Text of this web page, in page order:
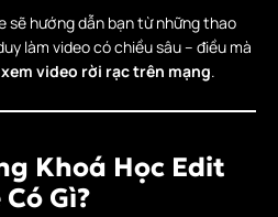
sẽ hướng dẫn bạn từ những thao
làm video có chiều sâu – điều mà
video rời rạc trên mạng.
Khoá Học Edit
Gì?